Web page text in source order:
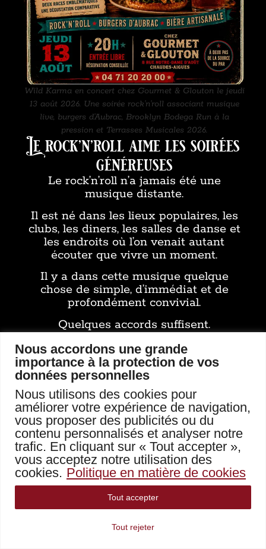
Nous accordons une grande
importance à la protection de vos
données personnelles
Nous utilisons des cookies pour
améliorer votre expérience de navigation,
vous proposer des publicités ou du
contenu personnalisés et analyser notre
trafic. En cliquant sur « Tout accepter »,
vous acceptez notre utilisation des
cookies. Politique en matière de cookies
Tout rejeter
Tout accepter
Wild Karma en concert chez Gourmet & Glouton le jeudi
13 août 2026. Une soirée rock’n’roll associant musique
live, burgers d’Aubrac, Brooklyn Bodega Run à la
pression et Terrasses Musicales 2026.
Le rock’n’roll aime les soirées
généreuses
Le rock’n’roll n’a jamais été une
musique distante.
Il est né dans les lieux populaires, les
clubs, les diners, les salles de danse et
les endroits où l’on venait autant
écouter que vivre un moment.
Il y a dans cette musique quelque
chose de simple, d’immédiat et de
profondément convivial.
Quelques accords suffisent.
Une rythmique prend forme.
Le public se rapproche.
Les conversations changent de ton.
La soirée bascule.